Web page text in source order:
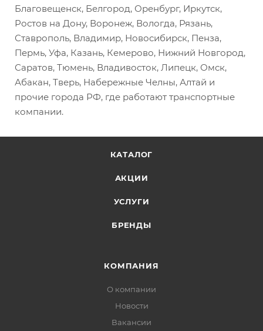
Благовещенск, Белгород, Оренбург, Иркутск,
Ростов на Дону, Воронеж, Вологда, Рязань,
Ставрополь, Владимир, Новосибирск, Пенза,
Пермь, Уфа, Казань, Кемерово, Нижний Новгород,
Саратов, Тюмень, Владивосток, Липецк, Омск,
Абакан, Тверь, Набережные Челны, Алтай и
прочие города РФ, где работают транспортные
компании.
КАТАЛОГ
АКЦИИ
УСЛУГИ
БРЕНДЫ
КОМПАНИЯ
О компании
Новости
Вакансии